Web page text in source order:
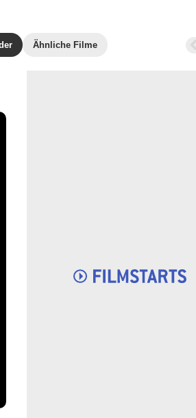
Ähnliche Filme